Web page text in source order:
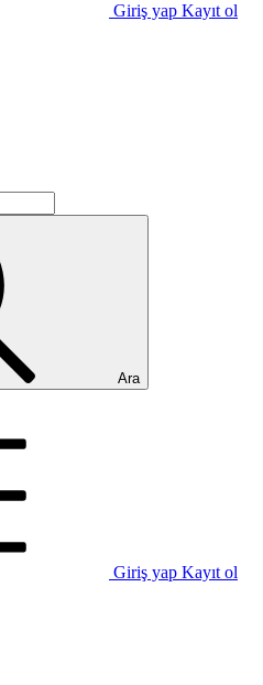
Giriş yap Kayıt ol
Ara
Giriş yap Kayıt ol